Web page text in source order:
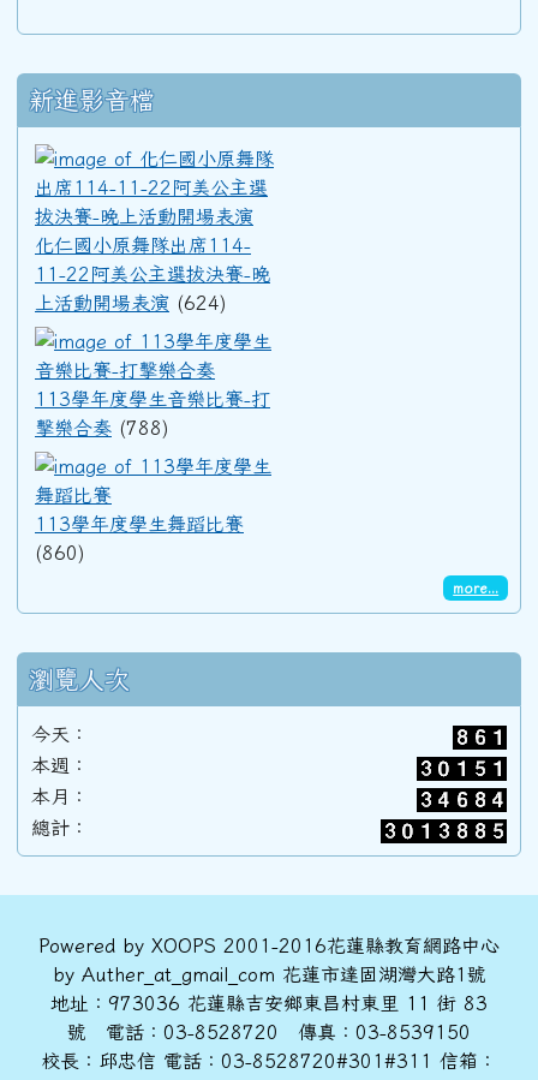
新進影音檔
化仁國小原舞隊出席114-
11-22阿美公主選拔決賽-晚
上活動開場表演 (624)
113學年度學生音樂比賽-打
擊樂合奏 (788)
113學年度學生舞蹈比賽
(860)
more...
瀏覽人次
今天：
本週：
本月：
總計：
頁尾區域內容
Powered by XOOPS 2001-2016花蓮縣教育網路中心
by Auther_at_gmail_com 花蓮市達固湖灣大路1號
地址：973036 花蓮縣吉安鄉東昌村東里 11 街 83
號 電話：03-8528720 傳真：03-8539150
校長：邱忠信 電話：03-8528720#301#311 信箱：